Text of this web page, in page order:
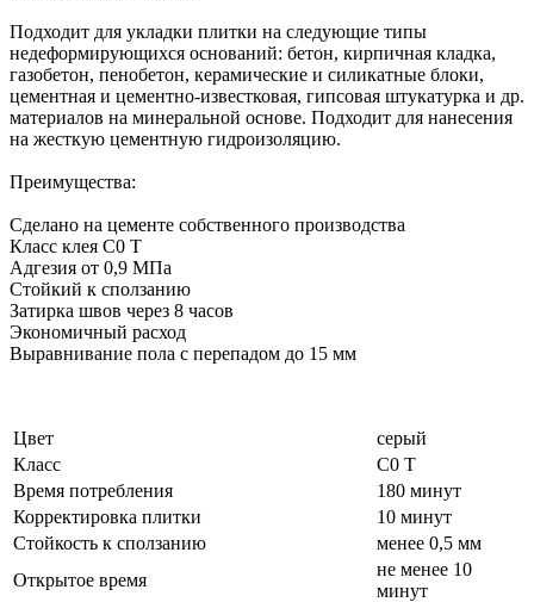
Подходит для укладки плитки на следующие типы
недеформирующихся оснований: бетон, кирпичная кладка,
газобетон, пенобетон, керамические и силикатные блоки,
цементная и цементно-известковая, гипсовая штукатурка и др.
материалов на минеральной основе. Подходит для нанесения
на жесткую цементную гидроизоляцию.
Преимущества:
Сделано на цементе собственного производства
Класс клея С0 Т
Адгезия от 0,9 МПа
Стойкий к сползанию
Затирка швов через 8 часов
Экономичный расход
Выравнивание пола с перепадом до 15 мм
Цвет
серый
Класс
C0 T
Время потребления
180 минут
Корректировка плитки
10 минут
Стойкость к сползанию
менее 0,5 мм
Открытое время
не менее 10
минут